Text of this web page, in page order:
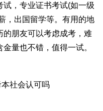
，专业证书考试(如一级
，出国留学等。有用的地
的朋友可以考虑成考，难
量也不错，值得一试。
社会认可吗